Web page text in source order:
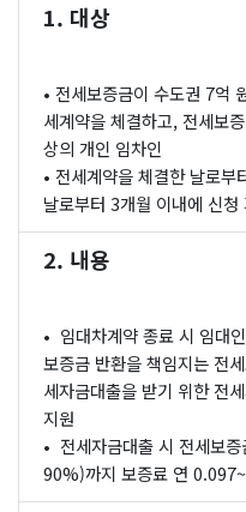
1. 대상
• 전세보증금이 수도권 7억
세계약을 체결하고, 전세보
상의 개인 임차인
• 전세계약을 체결한 날로
날로부터 3개월 이내에 신청
2. 내용
• 임대차계약 종료 시 임대
보증금 반환을 책임지는 전
세자금대출을 받기 위한 전
지원
• 전세자금대출 시 전세보
90%)까지 보증료 연